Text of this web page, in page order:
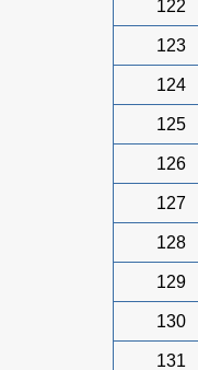
122
123
124
125
126
127
128
129
130
131